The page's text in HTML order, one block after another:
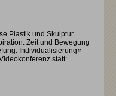
Plastik und Skulptur
Zeit und Bewegung
Individualisierung«
statt: